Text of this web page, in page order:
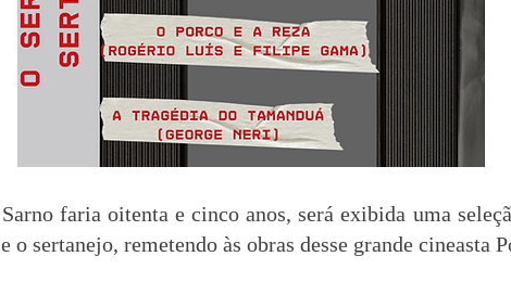
faria oitenta e cinco anos, será exibida uma
o sertanejo, remetendo às obras desse grande cineasta